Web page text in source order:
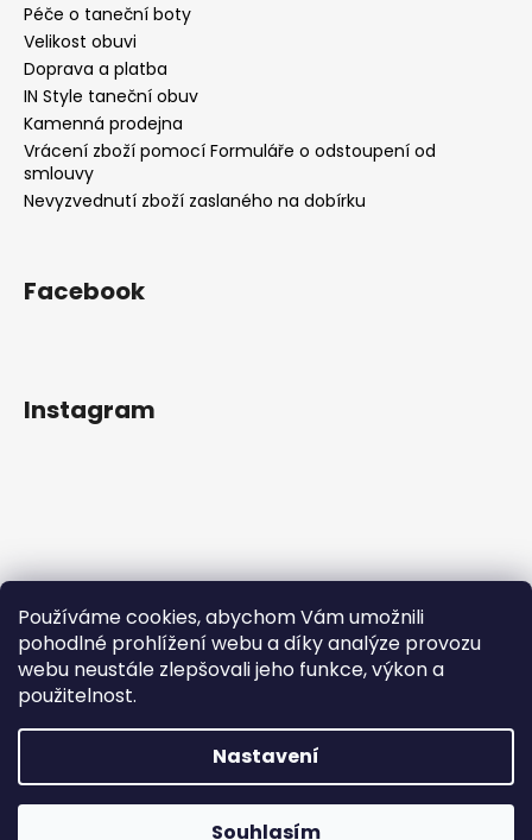
Používáme cookies, abychom Vám umožnili
pohodlné prohlížení webu a díky analýze provozu
webu neustále zlepšovali jeho funkce, výkon a
použitelnost.
Nastavení
Souhlasím
Péče o taneční boty
Velikost obuvi
Doprava a platba
IN Style taneční obuv
Kamenná prodejna
Vrácení zboží pomocí Formuláře o odstoupení od
smlouvy
Nevyzvednutí zboží zaslaného na dobírku
Facebook
Instagram
Copyright 2026IN Style taneční obuv. Všechna práva
vyhrazena.